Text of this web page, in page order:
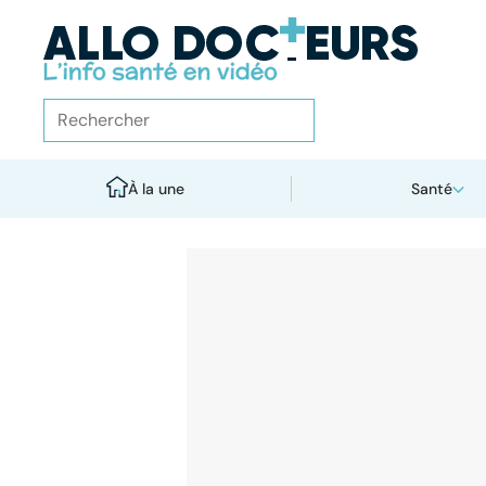
À la une Santé